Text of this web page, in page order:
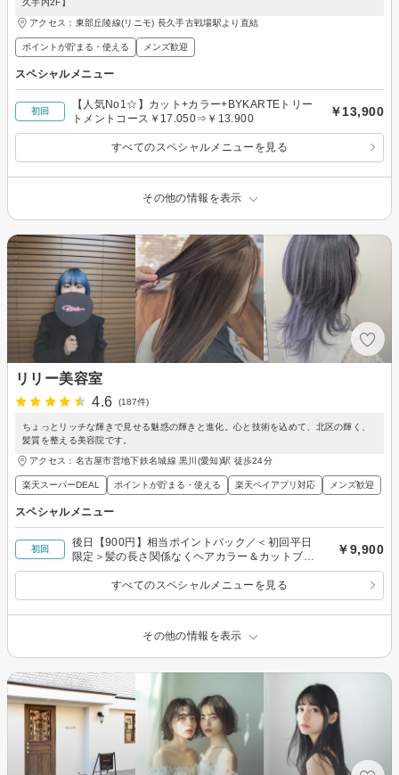
久手内2F】
アクセス：東部丘陵線(リニモ) 長久手古戦場駅より直結
ポイントが貯まる・使える メンズ歓迎
スペシャルメニュー
初回
【人気No1☆】カット+カラー+BYKARTEトリー
トメントコース￥17.050⇒￥13.900
￥13,900
すべてのスペシャルメニューを見る
その他の情報を表示
リリー美容室
4.6
(187件)
ちょっとリッチな輝きで見せる魅惑の輝きと進化。心と技術を込めて、北区の輝く、
髪質を整える美容院です。
アクセス：名古屋市営地下鉄名城線 黒川(愛知)駅 徒歩24分
楽天スーパーDEAL ポイントが貯まる・使える 楽天ペイアプリ対応 メンズ歓迎
スペシャルメニュー
初回
後日【900円】相当ポイントバック／＜初回平日
限定＞髪の長さ関係なくヘアカラー＆カットブロ
ー、艶髪トリートメント付き9,900円
￥9,900
すべてのスペシャルメニューを見る
その他の情報を表示